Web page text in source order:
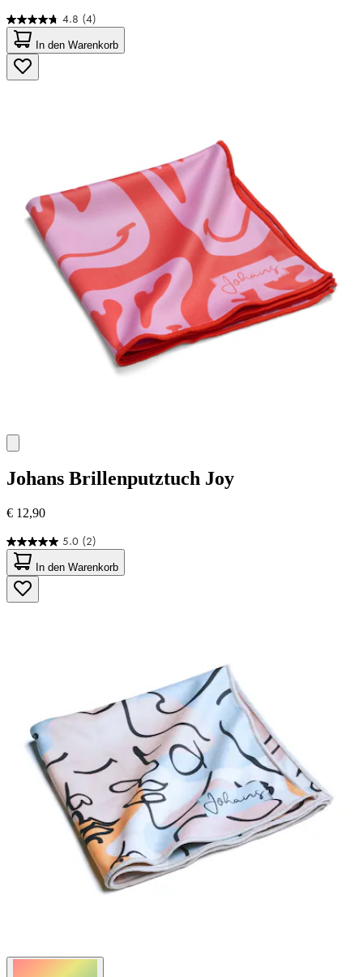
4.8 (4)
4.8
von
5
Sternen.
4
In den Warenkorb
Johans Brillenputztuch Joy
€ 12,90
5.0 (2)
5.0
von
5
Sternen.
2
In den Warenkorb